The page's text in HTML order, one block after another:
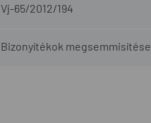
Vj-65/2012/194
Bizonyítékok